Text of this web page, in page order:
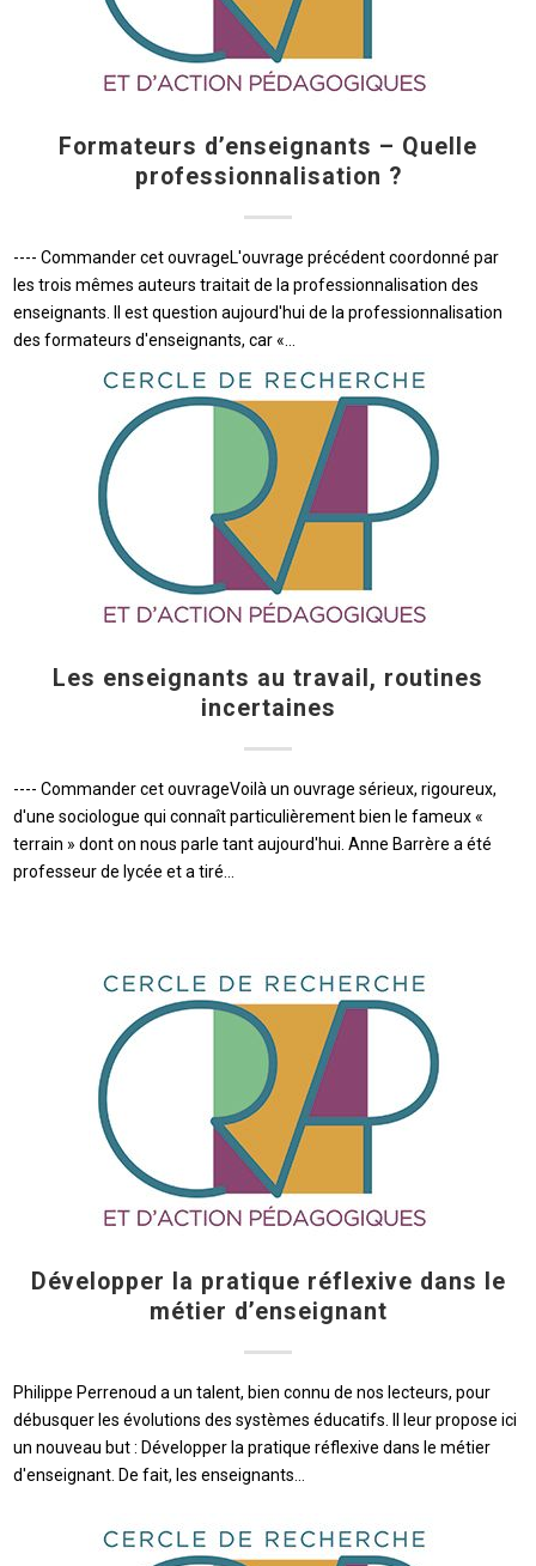
Formateurs d’enseignants – Quelle
professionnalisation ?
---- Commander cet ouvrageL'ouvrage précédent coordonné par
les trois mêmes auteurs traitait de la professionnalisation des
enseignants. Il est question aujourd'hui de la professionnalisation
des formateurs d'enseignants, car «…
Les enseignants au travail, routines
incertaines
---- Commander cet ouvrageVoilà un ouvrage sérieux, rigoureux,
d'une sociologue qui connaît particulièrement bien le fameux «
terrain » dont on nous parle tant aujourd'hui. Anne Barrère a été
professeur de lycée et a tiré…
Développer la pratique réflexive dans le
métier d’enseignant
Philippe Perrenoud a un talent, bien connu de nos lecteurs, pour
débusquer les évolutions des systèmes éducatifs. Il leur propose ici
un nouveau but : Développer la pratique réflexive dans le métier
d'enseignant. De fait, les enseignants…